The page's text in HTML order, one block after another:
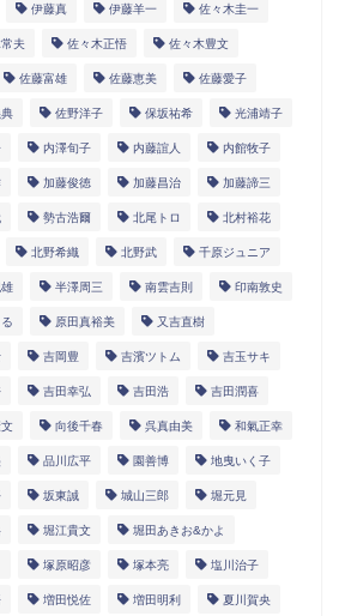
伊藤真 伊藤羊一 佐々木圭一
夫 佐々木正悟 佐々木豊文
佐藤富雄 佐藤恵美 佐藤愛子
佐野洋子 保坂祐希 光浦靖子
内澤旬子 内藤誼人 内館牧子
加藤俊徳 加藤昌治 加藤諦三
勢古浩爾 北尾トロ 北村裕花
北野希織 北野武 千原ジュニア
半澤周三 南雲吉則 印南敦史
原田真裕美 又吉直樹
吉岡豊 吉濱ツトム 吉玉サキ
吉田幸弘 吉田浩 吉田潤喜
向後千春 呉真由美 和氣正幸
品川広平 園善博 地曳いく子
坂東誠 城山三郎 堀元見
堀江貴文 堀田あきお&かよ
塚原昭彦 塚本亮 塩川治子
増田悦佐 増田明利 夏川賀央